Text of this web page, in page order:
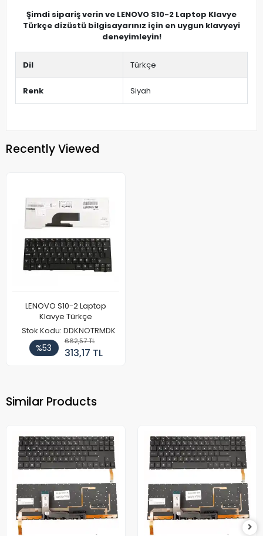
Şimdi sipariş verin ve LENOVO S10-2 Laptop Klavye
Türkçe dizüstü bilgisayarınız için en uygun klavyeyi
deneyimleyin!
Dil Türkçe
Renk Siyah
Recently Viewed
LENOVO S10-2 Laptop
Klavye Türkçe
Stok Kodu: DDKNOTRMDK
%53
662,57 TL
313,17 TL
Similar Products